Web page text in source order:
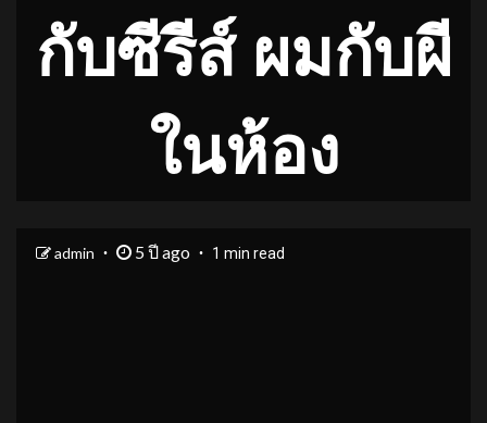
กับซีรีส์ ผมกับผี
ในห้อง
admin 5 ปี ago 1 min read